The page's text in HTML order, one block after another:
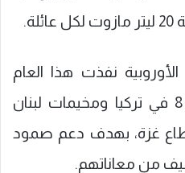
نفذت هذا العام
مشروع معا لشتاء دافئ 8 في تركيا ومخيمات لبنان
غزة، بهدف دعم صمود
من معاناتهم.